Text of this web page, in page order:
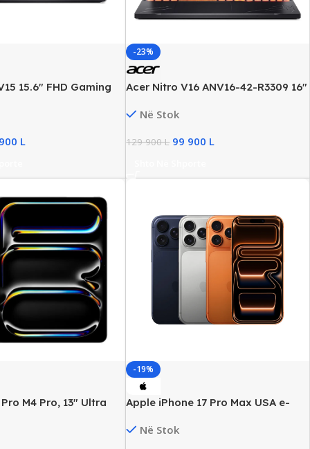
15.6″ FHD Gaming
NVIDIA RTX
L
-23%
Acer Nitro V16 ANV16-42-R3309 16″
16GB DDR5, 512GB SSD NVMe, RTX
Në Stok
129 900L 99 900 L
M4 Pro, 13″ Ultra
-19%
Apple iPhone 17 Pro Max USA e-
Në Stok